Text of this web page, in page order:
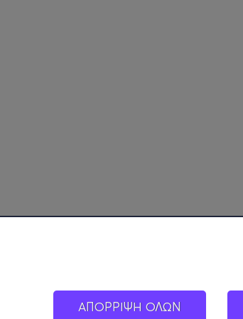
ΑΠΟΡΡΙΨΗ ΟΛΩΝ